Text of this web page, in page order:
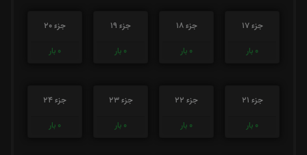
جزء 17
0 بار
جزء 18
0 بار
جزء 19
0 بار
جزء 20
0 بار
جزء 21
0 بار
جزء 22
0 بار
جزء 23
0 بار
جزء 24
0 بار